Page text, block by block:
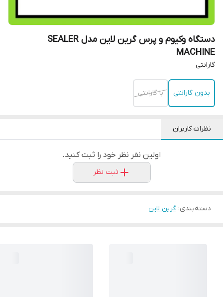
دستگاه وکیوم و پرس گرین لاین مدل SEALER
MACHINE
گارانتی
بدون گارانتی با گارانتی
نظرات کاربران
اولین نفر نظر خود را ثبت کنید.
ثبت نظر
دسته‌بندی: گرین لاین